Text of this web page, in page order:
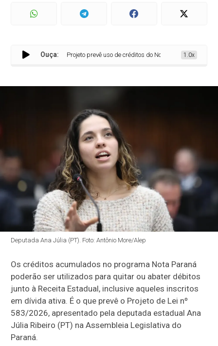
Ouça:Projeto prevê uso de créditos do Nota Paraná para
1.0x
Deputada Ana Júlia (PT). Foto: Antônio More/Alep
Os créditos acumulados no programa Nota Paraná
poderão ser utilizados para quitar ou abater débitos
junto à Receita Estadual, inclusive aqueles inscritos
em dívida ativa. É o que prevê o Projeto de Lei nº
583/2026, apresentado pela deputada estadual Ana
Júlia Ribeiro (PT) na Assembleia Legislativa do
Paraná.